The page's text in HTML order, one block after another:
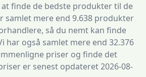
finde de bedste produkter til de
samlet mere end 9.638 produkter
så du nemt kan finde
har også samlet mere end 32.376
priser og finde det
er senest opdateret 2026-08-